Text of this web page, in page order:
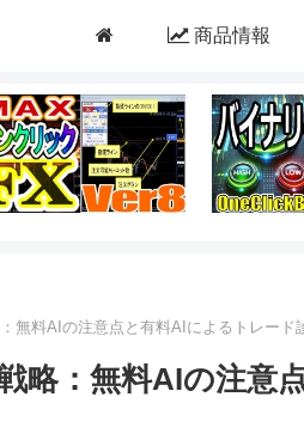
商品情報
無料AIの注意点と有料AIによるトレード
略：無料AIの注意